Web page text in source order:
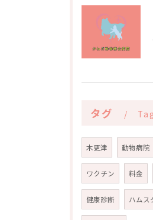
タグ
木更津 動物病院
ワクチン 料金
健康診断 ハムス